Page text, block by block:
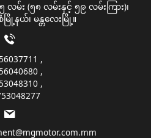
လမ်း (၅၈ လမ်းနှင့် ၅၉ လမ်းကြား)၊
ြို့နယ်၊ မန္တလေးမြို့။